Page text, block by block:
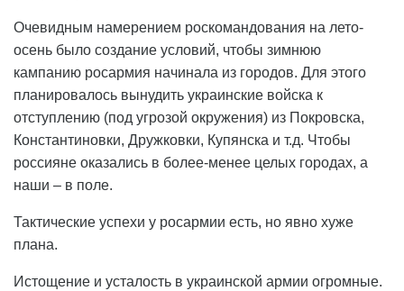
Очевидным намерением роскомандования на лето-
осень было создание условий, чтобы зимнюю
кампанию росармия начинала из городов. Для этого
планировалось вынудить украинские войска к
отступлению (под угрозой окружения) из Покровска,
Константиновки, Дружковки, Купянска и т.д. Чтобы
россияне оказались в более-менее целых городах, а
наши – в поле.
Тактические успехи у росармии есть, но явно хуже
плана.
Истощение и усталость в украинской армии огромные.